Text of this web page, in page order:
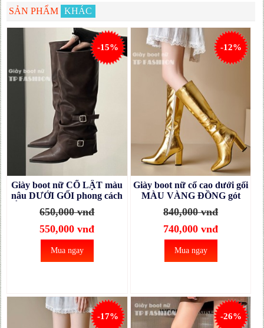
SẢN PHẨM KHÁC
-15%
Giày boot nữ CỔ LẬT màu
nâu DƯỚI GỐI phong cách
Âu Mỹ hot trend GCC36C
650,000 vnđ
550,000 vnđ
Mua ngay
-12%
Giày boot nữ cổ cao dưới gối
MÀU VÀNG ĐỒNG gót
vuông 8.5cm, mũi nhọn
THANH DÁNG GCC50B
840,000 vnđ
740,000 vnđ
Mua ngay
-17% -26%